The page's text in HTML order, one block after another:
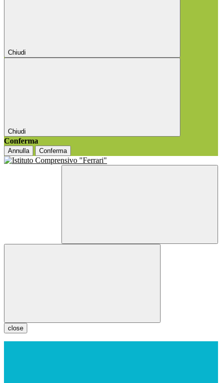
Chiudi
Chiudi
Conferma
Annulla Conferma
close